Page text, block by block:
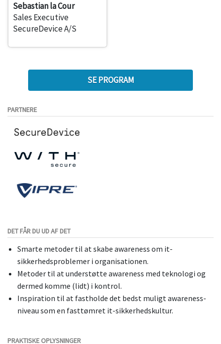
Sebastian la Cour
Sales Executive
SecureDevice A/S
SE PROGRAM
PARTNERE
DET FÅR DU UD AF DET
Smarte metoder til at skabe awareness om it-
sikkerhedsproblemer i organisationen.
Metoder til at understøtte awareness med teknologi og
dermed komme (lidt) i kontrol.
Inspiration til at fastholde det bedst muligt awareness-
niveau som en fasttømret it-sikkerhedskultur.
PRAKTISKE OPLYSNINGER